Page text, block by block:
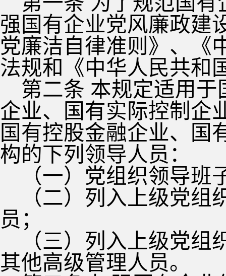
强国有企业党风廉政建
党廉洁自律准则》、《
法规和《中华人民共和
第二条 本规定适用
企业、国有实际控制企
国有控股金融企业、国
构的下列领导人员：
（一）党组织领导班
（二）列入上级党
员；
（三）列入上级党
其他高级管理人员。